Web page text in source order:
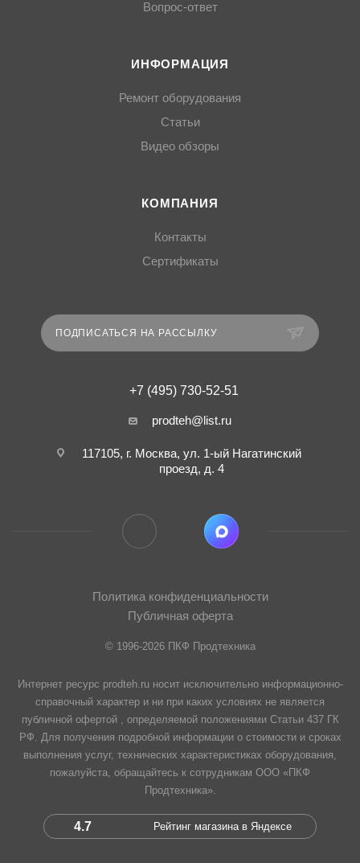
Вопрос-ответ
ИНФОРМАЦИЯ
Ремонт оборудования
Статьи
Видео обзоры
КОМПАНИЯ
Контакты
Сертификаты
ПОДПИСАТЬСЯ НА РАССЫЛКУ
+7 (495) 730-52-51
prodteh@list.ru
117105, г. Москва, ул. 1-ый Нагатинский
проезд, д. 4
Политика конфиденциальности
Публичная оферта
© 1996-2026 ПКФ Продтехника
Интернет ресурс prodteh.ru носит исключительно информационно-
справочный характер и ни при каких условиях не является
публичной офертой , определяемой положениями Статьи 437 ГК
РФ. Для получения подробной информации о стоимости и сроках
выполнения услуг, технических характеристиках оборудования,
пожалуйста, обращайтесь к сотрудникам ООО «ПКФ
Продтехника».
4.7 Рейтинг магазина в Яндексе